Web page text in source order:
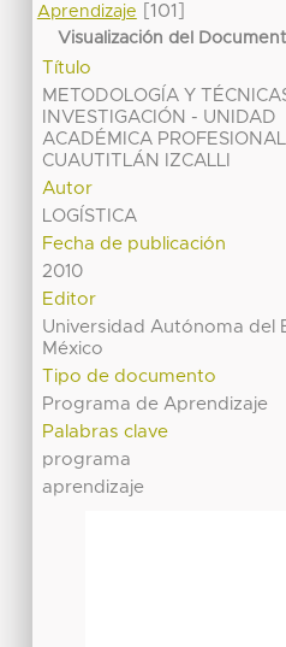
Aprendizaje
[101]
Visualización del
Título
METODOLOGÍA Y
INVESTIGACIÓN - UNIDAD
ACADÉMICA PROFESIONAL
CUAUTITLÁN IZCALLI
Autor
LOGÍSTICA
Fecha de publicación
2010
Editor
Universidad Autónoma del
México
Tipo de documento
Programa de Aprendizaje
Palabras clave
programa
aprendizaje